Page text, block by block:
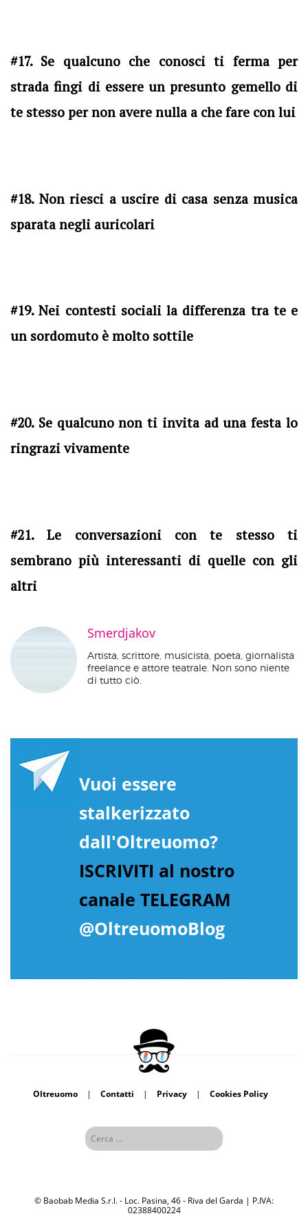
#17. Se qualcuno che conosci ti ferma per
strada fingi di essere un presunto gemello di
te stesso per non avere nulla a che fare con lui
#18. Non riesci a uscire di casa senza musica
sparata negli auricolari
#19. Nei contesti sociali la differenza tra te e
un sordomuto è molto sottile
#20. Se qualcuno non ti invita ad una festa lo
ringrazi vivamente
#21. Le conversazioni con te stesso ti
sembrano più interessanti di quelle con gli
altri
Smerdjakov
Artista, scrittore, musicista, poeta, giornalista
freelance e attore teatrale. Non sono niente
di tutto ciò.
Vuoi essere
stalkerizzato
dall'Oltreuomo?
ISCRIVITI al nostro
canale TELEGRAM
@OltreuomoBlog
Oltreuomo | Contatti | Privacy | Cookies Policy
© Baobab Media S.r.l. - Loc. Pasina, 46 - Riva del Garda | P.IVA:
02388400224